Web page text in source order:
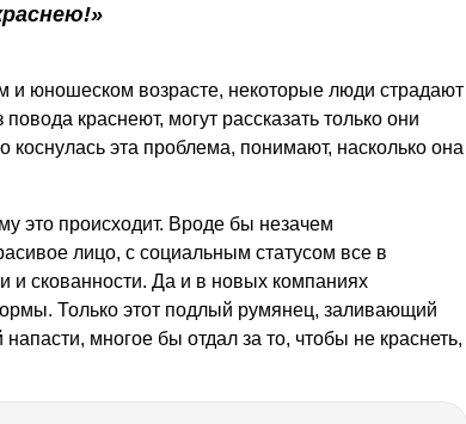
и юношеском возрасте, некоторые люди страдают
краснеют, могут рассказать только они
коснулась эта проблема, понимают, насколько она
это происходит. Вроде бы незачем
лицо, с социальным статусом все в
и скованности. Да и в новых компаниях
Только этот подлый румянец, заливающий
многое бы отдал за то, чтобы не краснеть,